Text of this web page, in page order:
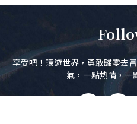
享受吧！環遊世界，勇敢歸零去
氣，一點熱情，一